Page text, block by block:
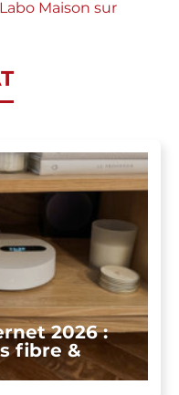
Maison sur
2026 :
fibre &